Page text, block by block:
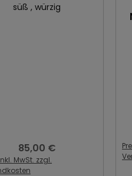
süß , würzig
Regulärer Preis:
85,00 €
MwSt. zzgl.